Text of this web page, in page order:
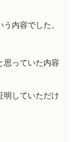
内容でした。
思っていた内容
明していただけ